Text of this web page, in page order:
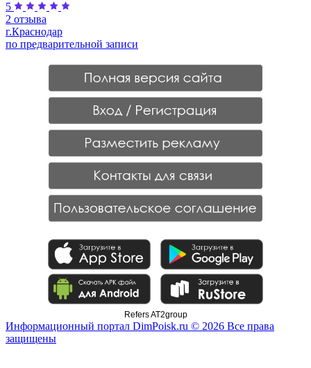
5
2 отзыва
г.Краснодар
по предварительной записи
Refers AT2group
Информационный портал DimPoisk.ru © 2026 Все права
защищены